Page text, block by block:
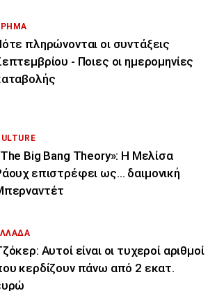
πληρώνονται οι συντάξεις
- Ποιες οι ημερομηνίες
Big Bang Theory»: Η Μελίσα
επιστρέφει ως… δαιμονική
Αυτοί είναι οι τυχεροί αριθμοί
κερδίζουν πάνω από 2 εκατ.